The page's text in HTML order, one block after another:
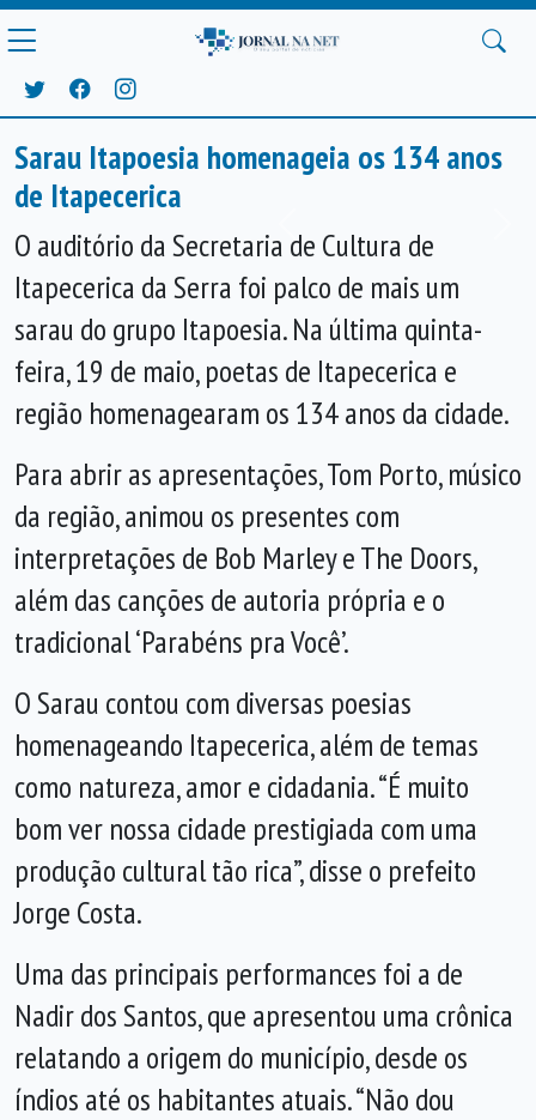
Sarau Itapoesia homenageia os 134 anos
de Itapecerica
Anterior
O auditório da Secretaria de Cultura de
Itapecerica da Serra foi palco de mais um
sarau do grupo Itapoesia. Na última quinta-
feira, 19 de maio, poetas de Itapecerica e
região homenagearam os 134 anos da cidade.
Para abrir as apresentações, Tom Porto, músico
da região, animou os presentes com
interpretações de Bob Marley e The Doors,
além das canções de autoria própria e o
tradicional ‘Parabéns pra Você’.
O Sarau contou com diversas poesias
homenageando Itapecerica, além de temas
como natureza, amor e cidadania. “É muito
bom ver nossa cidade prestigiada com uma
produção cultural tão rica”, disse o prefeito
Jorge Costa.
Uma das principais performances foi a de
Nadir dos Santos, que apresentou uma crônica
relatando a origem do município, desde os
índios até os habitantes atuais. “Não dou